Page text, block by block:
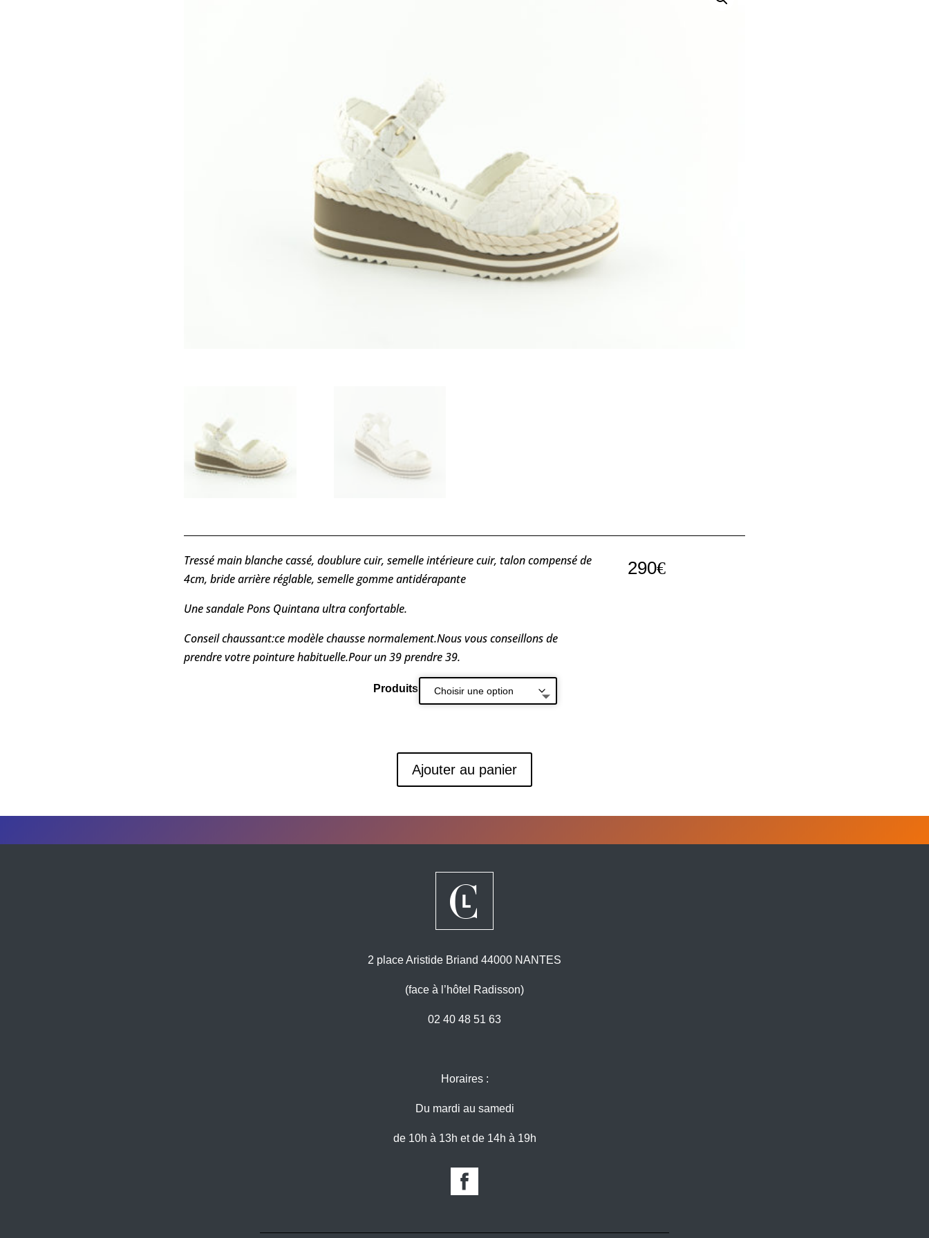
Tressé main blanche cassé, doublure cuir, semelle intérieure cuir, talon compensé de
4cm, bride arrière réglable, semelle gomme antidérapante
Une sandale Pons Quintana ultra confortable.
Conseil chaussant:ce modèle chausse normalement.Nous vous conseillons de
prendre votre pointure habituelle.Pour un 39 prendre 39.
290€
Produits
Ajouter au panier
2 place Aristide Briand 44000 NANTES
(face à l’hôtel Radisson)
02 40 48 51 63
Horaires :
Du mardi au samedi
de 10h à 13h et de 14h à 19h